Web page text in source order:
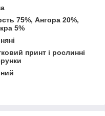
75%, Ангора 20%,
5%
принт і рослинні